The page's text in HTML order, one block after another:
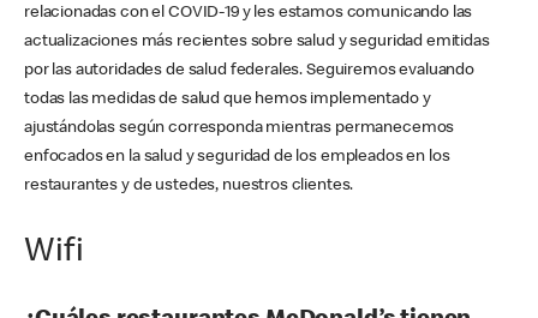
relacionadas con el COVID-19 y les estamos comunicando las
actualizaciones más recientes sobre salud y seguridad emitidas
por las autoridades de salud federales. Seguiremos evaluando
todas las medidas de salud que hemos implementado y
ajustándolas según corresponda mientras permanecemos
enfocados en la salud y seguridad de los empleados en los
restaurantes y de ustedes, nuestros clientes.
Wifi